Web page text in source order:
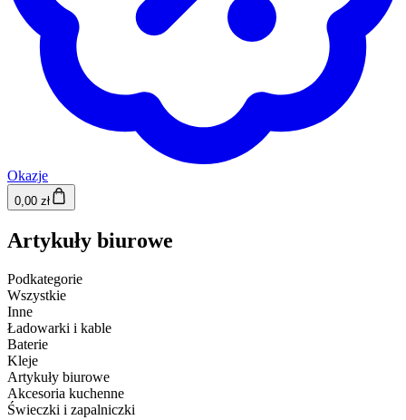
Okazje
0,00 zł
Artykuły biurowe
Podkategorie
Wszystkie
Inne
Ładowarki i kable
Baterie
Kleje
Artykuły biurowe
Akcesoria kuchenne
Świeczki i zapalniczki